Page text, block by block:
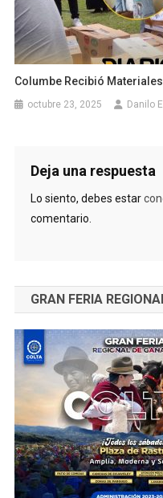
Columbe Recibió
octubre 23, 2025 Danilo
Deja una respuesta
Lo siento, debes estar
comentario.
GRAN FERIA